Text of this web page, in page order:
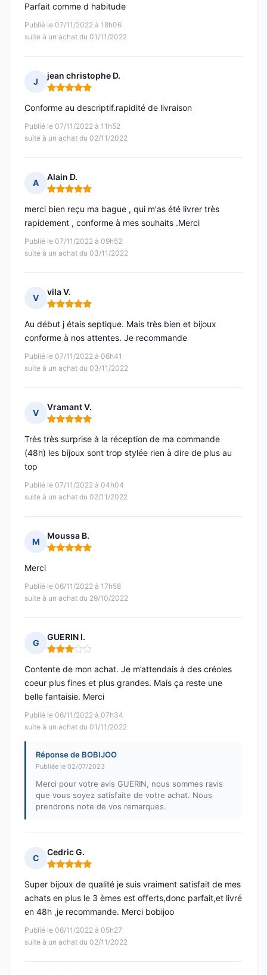
Publié le 07/11/2022 à 18h06
suite à un achat du 01/11/2022
Parfait comme d habitude
J
jean christophe D.
Note : 5 sur 5
Publié le 07/11/2022 à 11h52
suite à un achat du 02/11/2022
Conforme au descriptif.rapidité de livraison
A
Alain D.
Note : 5 sur 5
Publié le 07/11/2022 à 09h52
suite à un achat du 03/11/2022
merci bien reçu ma bague , qui m'as été livrer très
rapidement , conforme à mes souhaits .Merci
V
vila V.
Note : 5 sur 5
Publié le 07/11/2022 à 06h41
suite à un achat du 03/11/2022
Au début j étais septique. Mais très bien et bijoux
conforme à nos attentes. Je recommande
V
Vramant V.
Note : 5 sur 5
Publié le 07/11/2022 à 04h04
suite à un achat du 02/11/2022
Très très surprise à la réception de ma commande
(48h) les bijoux sont trop stylée rien à dire de plus au
top
M
Moussa B.
Note : 5 sur 5
Publié le 06/11/2022 à 17h58
suite à un achat du 29/10/2022
Merci
G
GUERIN I.
Note : 3 sur 5
Publié le 06/11/2022 à 07h34
suite à un achat du 01/11/2022
Contente de mon achat. Je m’attendais à des créoles
coeur plus fines et plus grandes. Mais ça reste une
belle fantaisie. Merci
Réponse de BOBIJOO
Publiée le 02/07/2023
Merci pour votre avis GUERIN, nous sommes ravis
que vous soyez satisfaite de votre achat. Nous
prendrons note de vos remarques.
C
Cedric G.
Note : 5 sur 5
Publié le 06/11/2022 à 05h27
suite à un achat du 02/11/2022
Super bijoux de qualité je suis vraiment satisfait de mes
achats en plus le 3 èmes est offerts,donc parfait,et livré
en 48h ,je recommande. Merci bobijoo